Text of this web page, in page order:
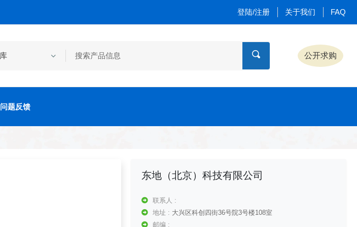
登陆/注册 关于我们 FAQ
公开求购
问题反馈
东地（北京）科技有限公司
联系人 :
地址 : 大兴区科创四街36号院3号楼108室
邮编 :